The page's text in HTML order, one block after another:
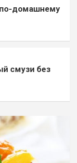
домашнему
смузи без